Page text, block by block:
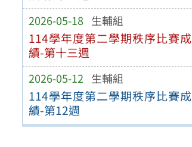
2026-05-18 生輔組
114學年度第二學期秩序比賽成
績-第十三週
2026-05-12 生輔組
114學年度第二學期秩序比賽成
績-第12週